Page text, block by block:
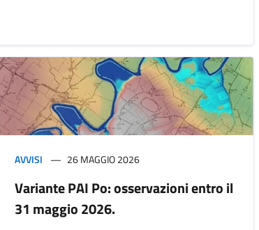
AVVISI 26 MAGGIO 2026
Variante PAI Po: osservazioni entro il
31 maggio 2026.